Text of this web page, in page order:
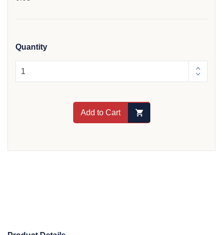
Quantity
Add to Cart